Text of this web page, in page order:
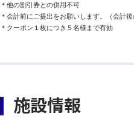
＊他の割引券との併用不可
＊会計前にご提出をお願いします。（会計後
＊クーポン１枚につき５名様まで有効
施設情報